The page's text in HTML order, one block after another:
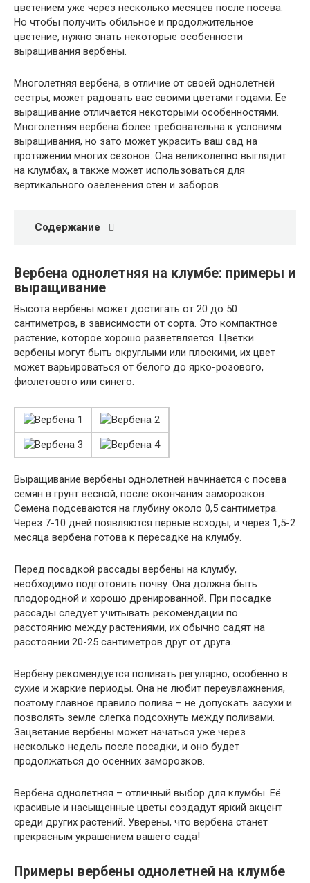
цветением уже через несколько месяцев после посева.
Но чтобы получить обильное и продолжительное
цветение, нужно знать некоторые особенности
выращивания вербены.
Многолетняя вербена, в отличие от своей однолетней
сестры, может радовать вас своими цветами годами. Ее
выращивание отличается некоторыми особенностями.
Многолетняя вербена более требовательна к условиям
выращивания, но зато может украсить ваш сад на
протяжении многих сезонов. Она великолепно выглядит
на клумбах, а также может использоваться для
вертикального озеленения стен и заборов.
Содержание
Вербена однолетняя на клумбе: примеры и
выращивание
Высота вербены может достигать от 20 до 50
сантиметров, в зависимости от сорта. Это компактное
растение, которое хорошо разветвляется. Цветки
вербены могут быть округлыми или плоскими, их цвет
может варьироваться от белого до ярко-розового,
фиолетового или синего.
Выращивание вербены однолетней начинается с посева
семян в грунт весной, после окончания заморозков.
Семена подсеваются на глубину около 0,5 сантиметра.
Через 7-10 дней появляются первые всходы, и через 1,5-2
месяца вербена готова к пересадке на клумбу.
Перед посадкой рассады вербены на клумбу,
необходимо подготовить почву. Она должна быть
плодородной и хорошо дренированной. При посадке
рассады следует учитывать рекомендации по
расстоянию между растениями, их обычно садят на
расстоянии 20-25 сантиметров друг от друга.
Вербену рекомендуется поливать регулярно, особенно в
сухие и жаркие периоды. Она не любит переувлажнения,
поэтому главное правило полива – не допускать засухи и
позволять земле слегка подсохнуть между поливами.
Зацветание вербены может начаться уже через
несколько недель после посадки, и оно будет
продолжаться до осенних заморозков.
Вербена однолетняя – отличный выбор для клумбы. Её
красивые и насыщенные цветы создадут яркий акцент
среди других растений. Уверены, что вербена станет
прекрасным украшением вашего сада!
Примеры вербены однолетней на клумбе